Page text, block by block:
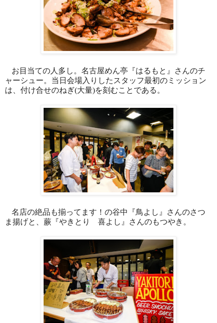
お目当ての人多し。名古屋めん亭『はるもと』さんのチ
ャーシュー。当日会場入りしたスタッフ最初のミッション
は、付け合せのねぎ(大量)を刻むことである。
名店の絶品も揃ってます！の谷中『鳥よし』さんのさつ
ま揚げと、蕨『やきとり 喜よし』さんのもつやき。